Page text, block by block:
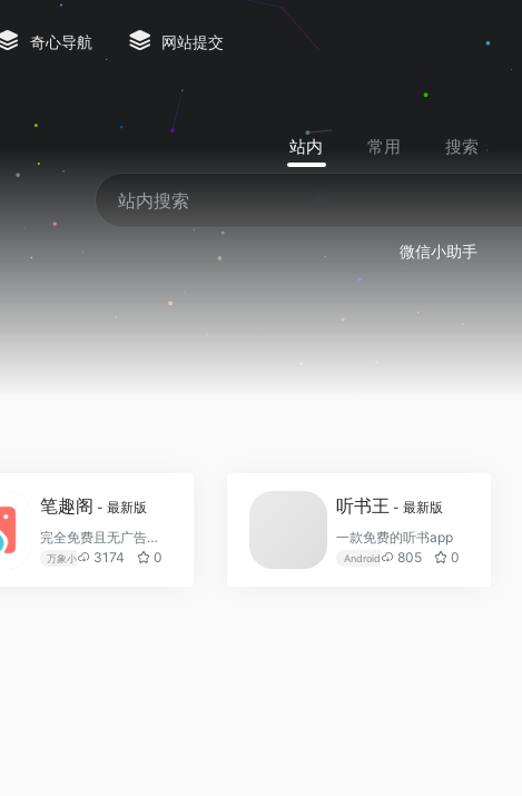
奇心导航 网站提交
站内 常用 搜索
微信小助手
笔趣阁 - 最新版
完全免费且无广告的小说app
万象小说 免费 小说
3174 0
听书王 - 最新版
一款免费的听书app
Android ios 免费听书
805 0